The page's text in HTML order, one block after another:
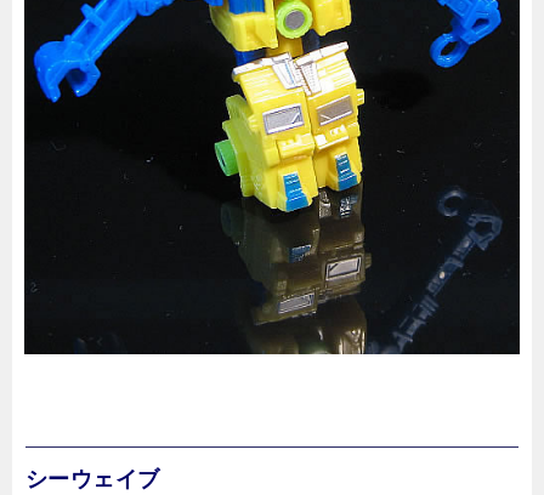
シーウェイブ